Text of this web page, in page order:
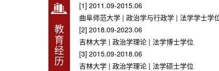
教
育
经
历
[1] 2011.09-2015.06
曲阜师范大学 | 政治学与行政学 | 法学学士学
[2] 2018.09-2023.06
吉林大学 | 政治学理论 | 法学博士学位
[3] 2015.09-2018.06
吉林大学 | 政治学理论 | 法学硕士学位